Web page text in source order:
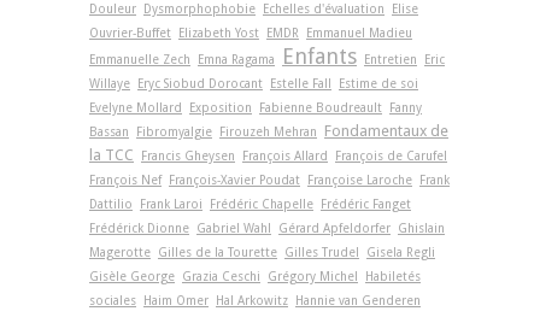
Douleur
Dysmorphophobie Echelles d'évaluation
Elise
Ouvrier-Buffet
Elizabeth Yost EMDR
Emmanuel Madieu
Emmanuelle Zech
Emna Ragama Enfants Entretien
Eric
Willaye
Eryc Siobud Dorocant Estelle Fall
Estime de soi
Evelyne Mollard
Exposition Fabienne Boudreault
Fanny
Bassan
Fibromyalgie Firouzeh Mehran
Fondamentaux de
la TCC
Francis Gheysen François Allard
François de Carufel
François Nef
François-Xavier Poudat Françoise Laroche
Frank
Dattilio
Frank Laroi Frédéric Chapelle
Frédéric Fanget
Frédérick Dionne Gabriel Wahl Gérard Apfeldorfer Ghislain
Magerotte Gilles de la Tourette Gilles Trudel
Gisela Regli
Gisèle George Grazia Ceschi Grégory Michel
Habiletés
sociales
Haim Omer Hal Arkowitz
Hannie van Genderen